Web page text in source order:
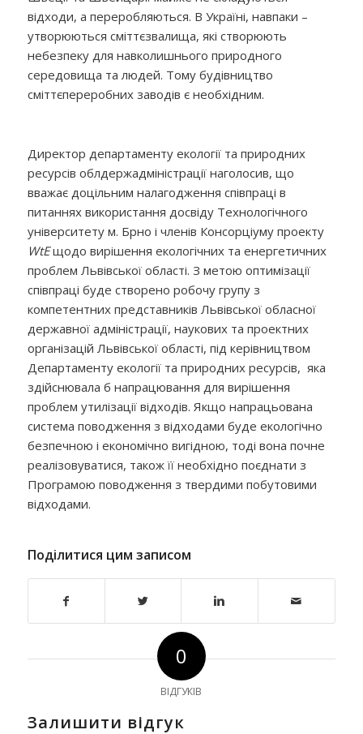
відходи, а переробляються. В Україні, навпаки –
утворюються сміттєзвалища, які створюють
небезпеку для навколишнього природного
середовища та людей. Тому будівництво
сміттєпереробних заводів є необхідним.
Директор департаменту екології та природних
ресурсів облдержадміністрації наголосив, що
вважає доцільним налагодження співпраці в
питаннях використання досвіду Технологічного
університету м. Брно і членів Консорціуму проекту
WtEщодо вирішення екологічних та енергетичних
проблем Львівської області. З метою оптимізації
співпраці буде створено робочу групу з
компетентних представників Львівської обласної
державної адміністрації, наукових та проектних
організацій Львівської області, під керівництвом
Департаменту екології та природних ресурсів, яка
здійснювала б напрацювання для вирішення
проблем утилізації відходів. Якщо напрацьована
система поводження з відходами буде екологічно
безпечною і економічно вигідною, тоді вона почне
реалізовуватися, також її необхідно поєднати з
Програмою поводження з твердими побутовими
відходами.
Поділитися цим записом
0
ВІДГУКІВ
Залишити відгук